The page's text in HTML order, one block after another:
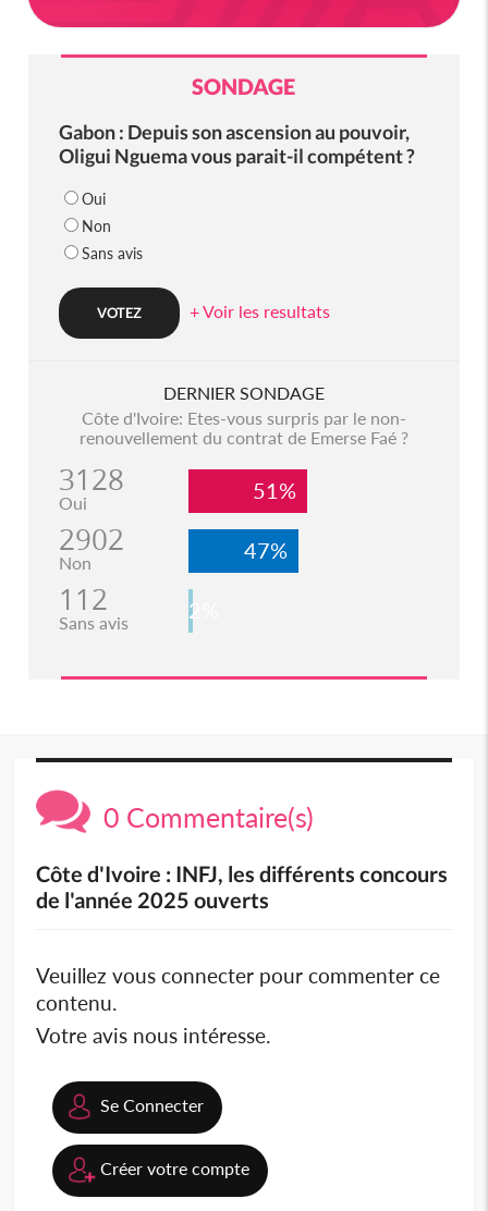
SONDAGE
Gabon : Depuis son ascension au pouvoir,
Oligui Nguema vous parait-il compétent ?
Oui
Non
Sans avis
+ Voir les resultats
DERNIER SONDAGE
Côte d'Ivoire: Etes-vous surpris par le non-
renouvellement du contrat de Emerse Faé ?
3128
Oui 51%
2902
Non 47%
112
Sans avis 2%
0 Commentaire(s)
Côte d'Ivoire : INFJ, les différents concours
de l'année 2025 ouverts
Veuillez vous connecter pour commenter ce
contenu.
Votre avis nous intéresse.
Se Connecter
Créer votre compte